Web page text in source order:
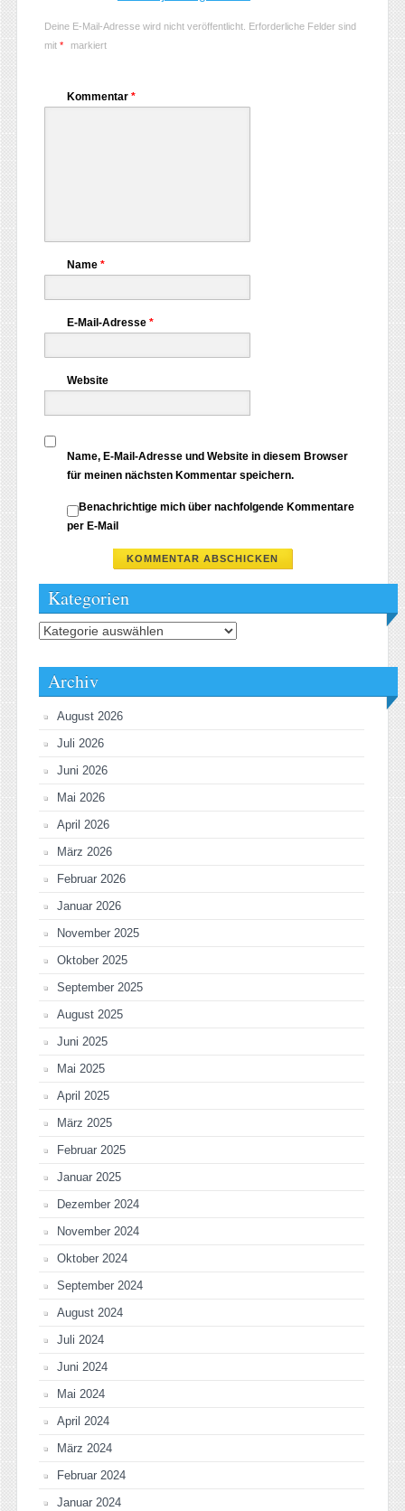
Deine E-Mail-Adresse wird nicht veröffentlicht. Erforderliche Felder sind
mit * markiert
Kommentar *
Name *
E-Mail-Adresse *
Website
Name, E-Mail-Adresse und Website in diesem Browser
für meinen nächsten Kommentar speichern.
Benachrichtige mich über nachfolgende Kommentare
per E-Mail
Kategorien
Kategorien
Archiv
August 2026
Juli 2026
Juni 2026
Mai 2026
April 2026
März 2026
Februar 2026
Januar 2026
November 2025
Oktober 2025
September 2025
August 2025
Juni 2025
Mai 2025
April 2025
März 2025
Februar 2025
Januar 2025
Dezember 2024
November 2024
Oktober 2024
September 2024
August 2024
Juli 2024
Juni 2024
Mai 2024
April 2024
März 2024
Februar 2024
Januar 2024